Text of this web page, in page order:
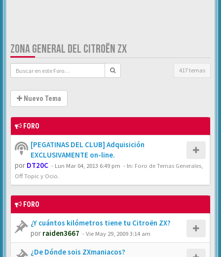
ZONA GENERAL DEL CITROËN ZX
417 temas
Nuevo Tema
FORO
[PEGATINAS DEL CLUB] Adquisición
EXCLUSIVAMENTE on-line.
por DT20C - Lun Mar 04, 2013 6:49 pm - In: Foro de Temas Generales,
Off Topic y Ocio.
FORO
¿Y cuántos kilómetros tiene tu Citroën ZX?
por raiden3667 -Vie May 29, 2009 3:14 am
¿De Dónde sois ZXmaniacos?